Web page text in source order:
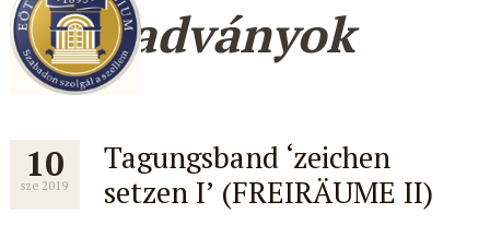
EC kiadványok
10
sze 2019
Tagungsband ‘zeichen
setzen I’ (FREIRÄUME II)